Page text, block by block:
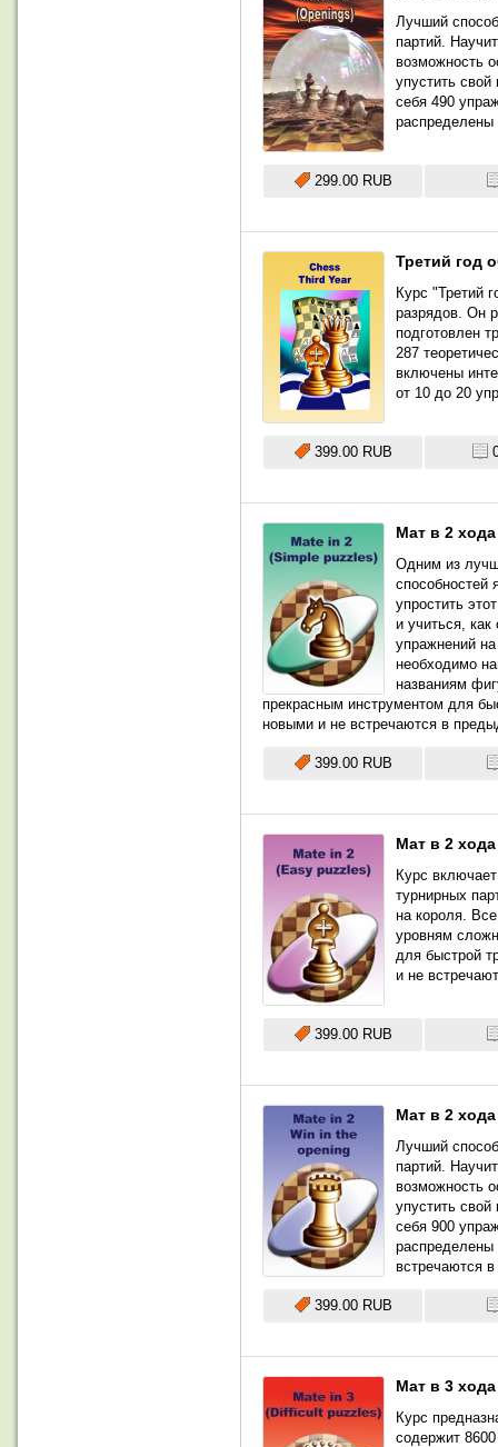
Лучший
партий.
возможность
упустить
себя 490
распределены
299.00 RUB
Третий год
Курс "Третий
разрядов. Он
подготовлен
287
включены
от 10 до 20
399.00 RUB
Мат в 2
Одним из
способностей
упростить
и учиться,
упражнений
необходимо
названиям
прекрасным инструментом для
новыми и не встречаются в
399.00 RUB
Мат в 2
Курс
турнирных
на короля.
уровням
для быстрой
и не
399.00 RUB
Мат в 2
Лучший
партий.
возможность
упустить
себя 900
распределены
встречаются
399.00 RUB
Мат в 3
Курс
содержит